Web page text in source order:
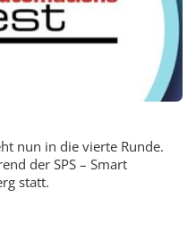
nun in die vierte Runde.
der SPS – Smart
statt.